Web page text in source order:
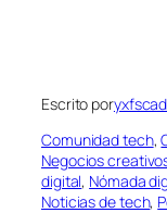
Escrito por
Comunidad tech,
Negocios
digital, Nómada
Noticias de tech,